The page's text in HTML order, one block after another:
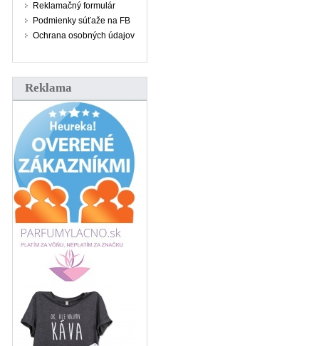
Reklamačný formulár
Podmienky súťaže na FB
Ochrana osobných údajov
Reklama